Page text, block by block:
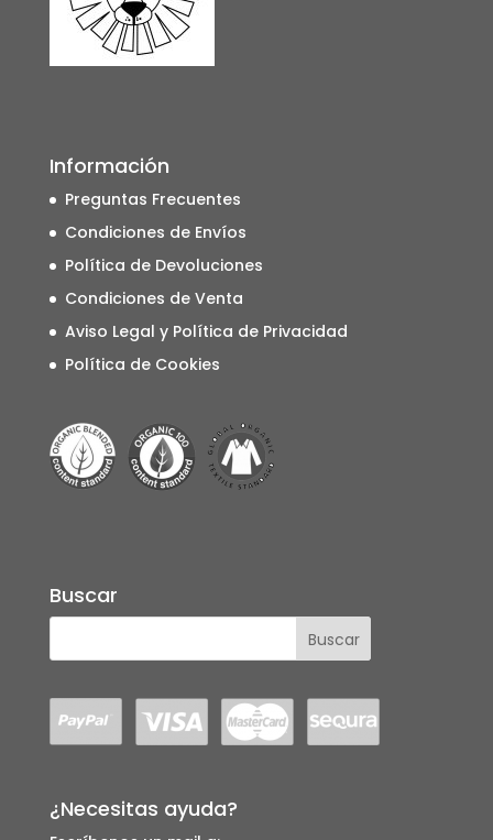
Información
Preguntas Frecuentes
Condiciones de Envíos
Política de Devoluciones
Condiciones de Venta
Aviso Legal y Política de Privacidad
Política de Cookies
Buscar
¿Necesitas ayuda?